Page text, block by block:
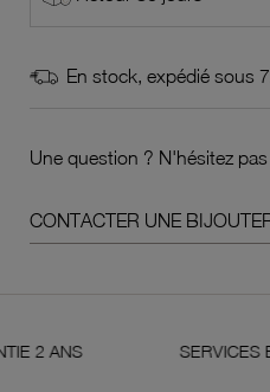
En stock, expédié sous
Une question ? N'hésitez
CONTACTER UNE
SERVICES